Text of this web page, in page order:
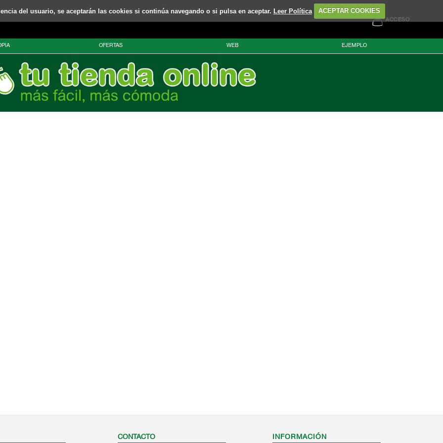
del usuario, se aceptarán las cookies si continúa navegando o si pulsa en aceptar. Leer Política ACEPTAR COOKIES
ACCESO
OFERTAS WEB EJEMPLO
CONTACTO INFORMACIÓN